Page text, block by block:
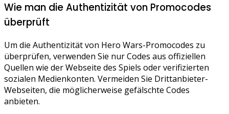
Wie man die Authentizität von Promocodes
überprüft
Um die Authentizität von Hero Wars-Promocodes zu
überprüfen, verwenden Sie nur Codes aus offiziellen
Quellen wie der Webseite des Spiels oder verifizierten
sozialen Medienkonten. Vermeiden Sie Drittanbieter-
Webseiten, die möglicherweise gefälschte Codes
anbieten.